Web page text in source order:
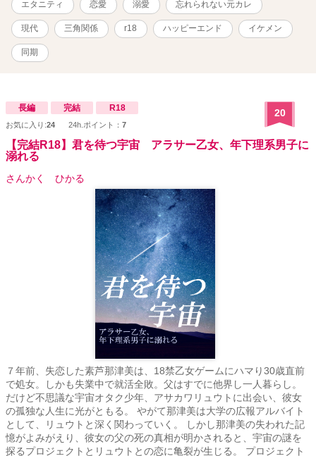
エタニティ 恋愛 溺愛 忘れられない元カレ
現代 三角関係 r18 ハッピーエンド イケメン
同期
長編 完結 R18
お気に入り:24 24h.ポイント： 7
20
【完結R18】君を待つ宇宙 アラサー乙女、年下理系男子に
溺れる
さんかく ひかる
７年前、失恋した素芦那津美は、18禁乙女ゲームにハマり30歳直前
で処女。しかも失業中で就活全敗。父はすでに他界し一人暮らし。
だけど不思議な宇宙オタク少年、アサカワリュウトに出会い、彼女
の孤独な人生に光がともる。 やがて那津美は大学の広報アルバイト
として、リュウトと深く関わっていく。 しかし那津美の失われた記
憶がよみがえり、彼女の父の死の真相が明かされると、宇宙の謎を
探るプロジェクトとリュウトとの恋に亀裂が生じる。 プロジェクト